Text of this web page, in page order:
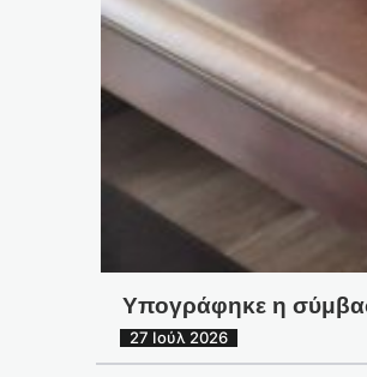
Υπογράφηκε η
27 Ιούλ 2026